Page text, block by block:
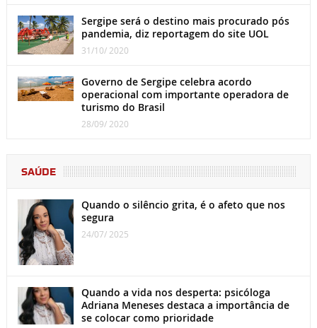
Sergipe será o destino mais procurado pós
pandemia, diz reportagem do site UOL
31/10/ 2020
Governo de Sergipe celebra acordo
operacional com importante operadora de
turismo do Brasil
28/09/ 2020
SAÚDE
Quando o silêncio grita, é o afeto que nos
segura
24/07/ 2025
Quando a vida nos desperta: psicóloga
Adriana Meneses destaca a importância de
se colocar como prioridade